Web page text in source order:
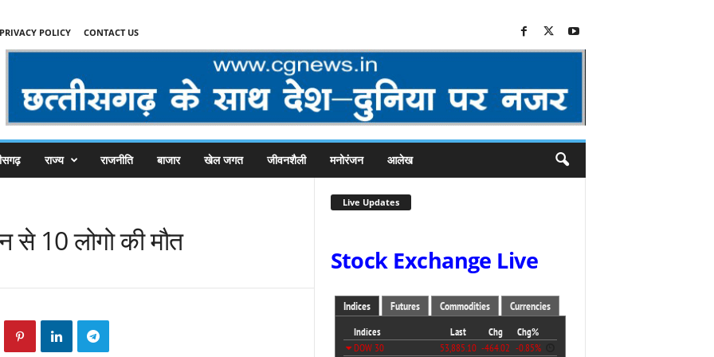
PRIVACY POLICY CONTACT US
राज्य राजनीति बाजार खेल जगत जीवनशैली मनोरंजन आलेख
से 10 लोगो की मौत
Live Updates
Stock Exchange Live